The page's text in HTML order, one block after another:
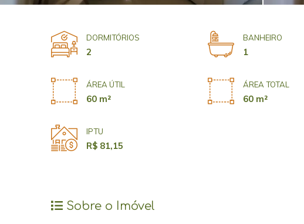
DORMITÓRIOS
2
BANHEIRO
1
ÁREA ÚTIL
60 m²
ÁREA TOTAL
60 m²
IPTU
R$ 81,15
Sobre o Imóvel